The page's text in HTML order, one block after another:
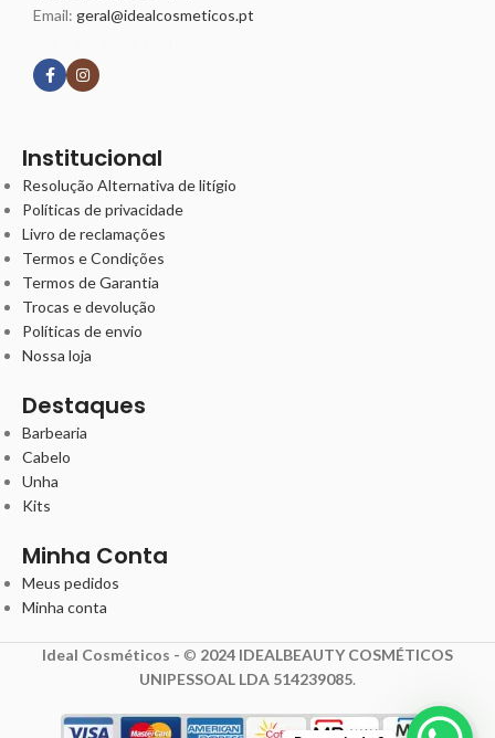
Email: geral@idealcosmeticos.pt
Institucional
Resolução Alternativa de litígio
Políticas de privacidade
Livro de reclamações
Termos e Condições
Termos de Garantia
Trocas e devolução
Políticas de envio
Nossa loja
Destaques
Barbearia
Cabelo
Unha
Kits
Minha Conta
Meus pedidos
Minha conta
Ideal Cosméticos - © 2024 IDEALBEAUTY COSMÉTICOS
UNIPESSOAL LDA 514239085.